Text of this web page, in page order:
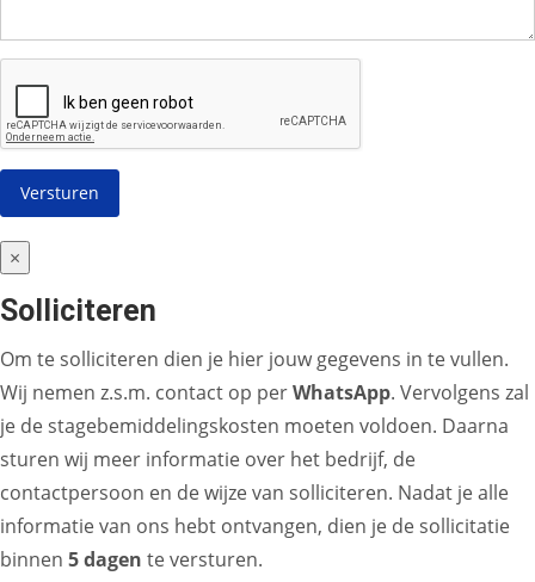
×
Solliciteren
Om te solliciteren dien je hier jouw gegevens in te vullen.
Wij nemen z.s.m. contact op perWhatsApp. Vervolgens zal
je de stagebemiddelingskosten moeten voldoen. Daarna
sturen wij meer informatie over het bedrijf, de
contactpersoon en de wijze van solliciteren. Nadat je alle
informatie van ons hebt ontvangen, dien je de sollicitatie
binnen 5 dagen te versturen.